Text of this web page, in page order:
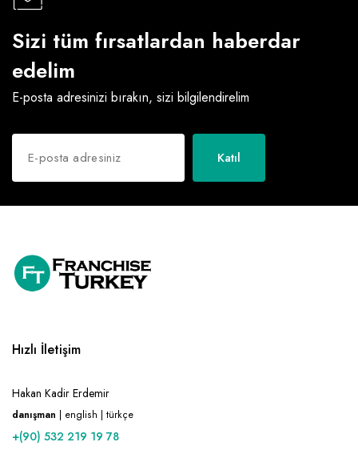
Sizi tüm fırsatlardan haberdar
edelim
E-posta adresinizi bırakın, sizi bilgilendirelim
Katıl
Hızlı İletişim
Hakan Kadir Erdemir
danışman | english | türkçe
+(90) 532 219 19 78